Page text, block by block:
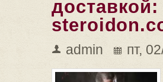
admin пт,